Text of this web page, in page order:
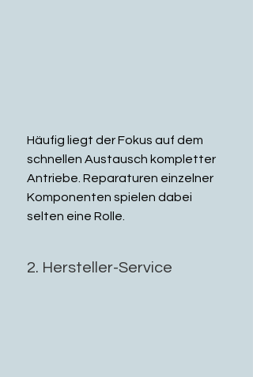
Häufig liegt der Fokus auf dem
schnellen Austausch kompletter
Antriebe. Reparaturen einzelner
Komponenten spielen dabei
selten eine Rolle.
2. Hersteller-Service